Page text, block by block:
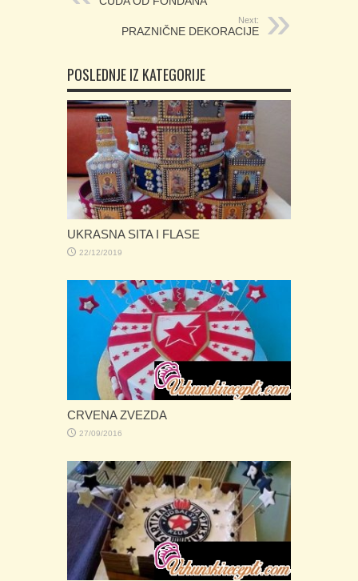
Next:
PRAZNIČNE DEKORACIJE
POSLEDNJE IZ KATEGORIJE
UKRASNA SITA I FLASE
22/12/2019
CRVENA ZVEZDA
27/09/2016